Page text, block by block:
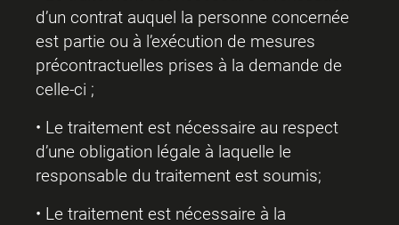
d’un contrat auquel la personne concernée
est partie ou à l’exécution de mesures
précontractuelles prises à la demande de
celle-ci ;
• Le traitement est nécessaire au respect
d’une obligation légale à laquelle le
responsable du traitement est soumis;
• Le traitement est nécessaire à la